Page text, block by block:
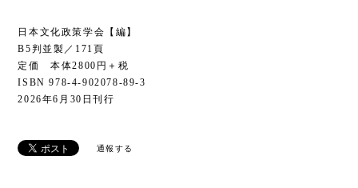
日本文化政策学会【編】
B5判並製／171頁
定価 本体2800円＋税
ISBN 978-4-902078-89-3
2026年6月30日刊行
通報する